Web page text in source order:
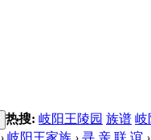
热搜: 岐阳王陵园 族谱 岐
› 岐阳王家族 › 寻 亲 联 谊 ›